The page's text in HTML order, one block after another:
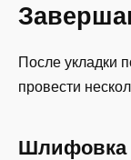
После укладки
провести
Шлифовка